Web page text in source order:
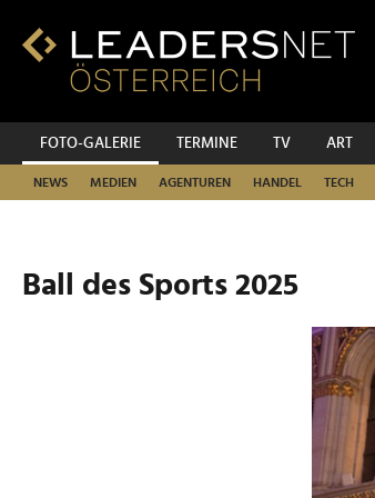
Inhalt
Fußzeilen-
Hauptnavigation
FOTO-GALERIE TERMINE TV ART
NEWS MEDIEN AGENTUREN HANDEL TECH
Ball des Sports 2025